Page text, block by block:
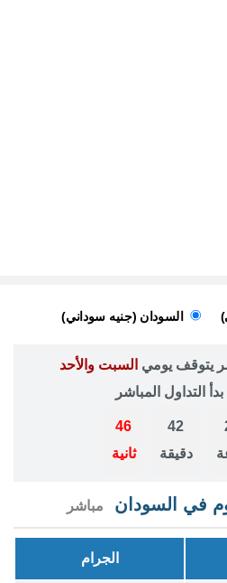
السودان (جنيه سوداني)
يتوقف يومي السبت والأحد
التداول المباشر
42
دقيقة
45
ثانية
في السودان مباشر
الجرام